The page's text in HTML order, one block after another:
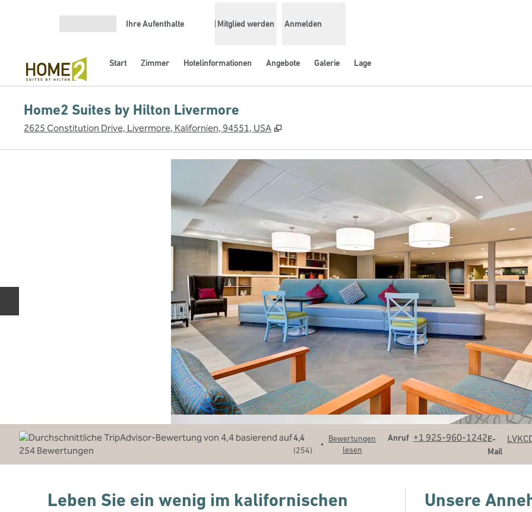
Ihre Aufenthalte Mitglied werden Anmelden
Start Zimmer Hotelinformationen Angebote Galerie Lage
Home2 Suites by Hilton Livermore
2625 Constitution Drive, Livermore, Kalifornien, 94551, USA ,
4,4
(254)
•
Bewertungen
lesen
Anruf
Telefon+1 925-960-1242E-
Mail
Email
Leben Sie ein wenig im kalifornischen
Unsere